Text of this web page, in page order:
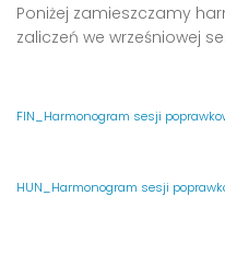
Poniżej zamieszczamy
zaliczeń we wrześniowej
FIN_Harmonogram sesji
HUN_Harmonogram sesji